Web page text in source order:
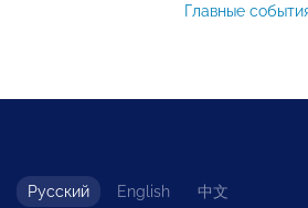
Главные
Русский English 中文